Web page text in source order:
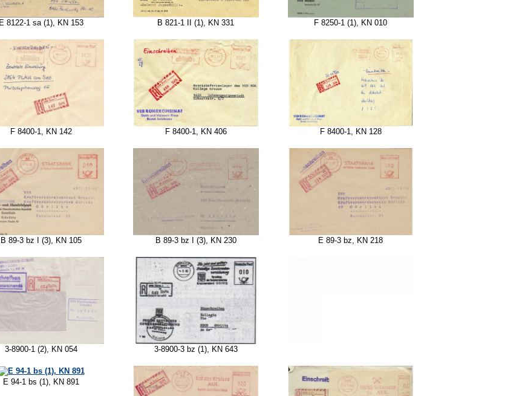
E 8122-1 sa (1), KN 153 B 821-1 II (1), KN 331 F 8250-1 (1), KN 010
F 8400-1, KN 142 F 8400-1, KN 406 F 8400-1, KN 128
B 89-3 bz I (3), KN 105 B 89-3 bz I (3), KN 230 E 89-3 bz, KN 218
3-8900-1 (2), KN 054 3-8900-3 bz (1), KN 643
E 94-1 bs (1), KN 891